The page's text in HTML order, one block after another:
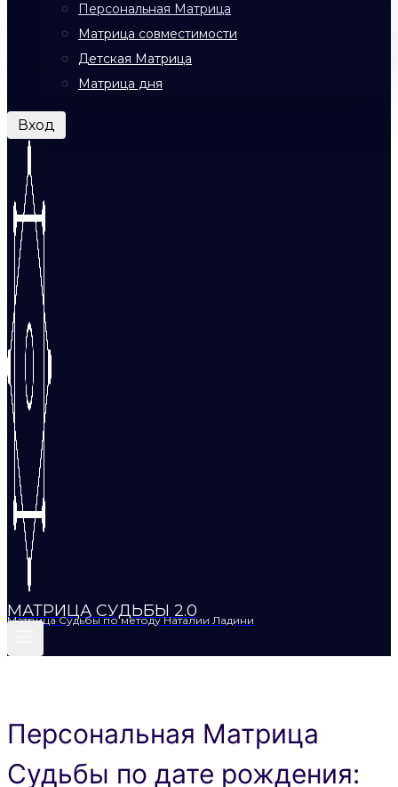
Персональная Матрица
Матрица совместимости
Детская Матрица
Матрица дня
Вход
МАТРИЦА СУДЬБЫ 2.0
Матрица Судьбы по методу Наталии Ладини
Персональная Матрица
Судьбы по дате рождения: